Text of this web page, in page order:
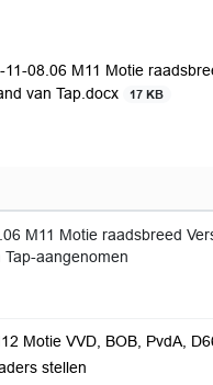
11-08.06 M11 Motie
van Tap.docx
17 KB
M11 Motie raadsbreed
Tap-aangenomen
Motie VVD, BOB, PvdA,
stellen